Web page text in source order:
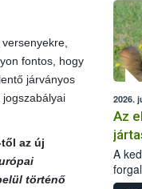
fontos, hogy
járványos
az új
történő
2026.
Az
A